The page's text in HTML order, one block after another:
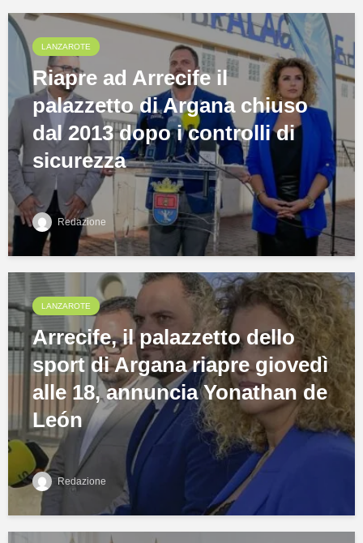
LANZAROTE
Riapre ad Arrecife il
palazzetto di Argana chiuso
dal 2013 dopo i controlli di
sicurezza
Redazione
LANZAROTE
Arrecife, il palazzetto dello
sport di Argana riapre giovedì
alle 18, annuncia Yonathan de
León
Redazione